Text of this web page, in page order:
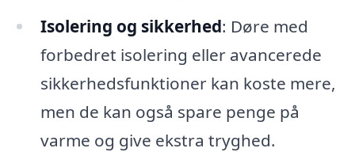
Isolering og sikkerhed: Døre med
forbedret isolering eller avancerede
sikkerhedsfunktioner kan koste mere,
men de kan også spare penge på
varme og give ekstra tryghed.